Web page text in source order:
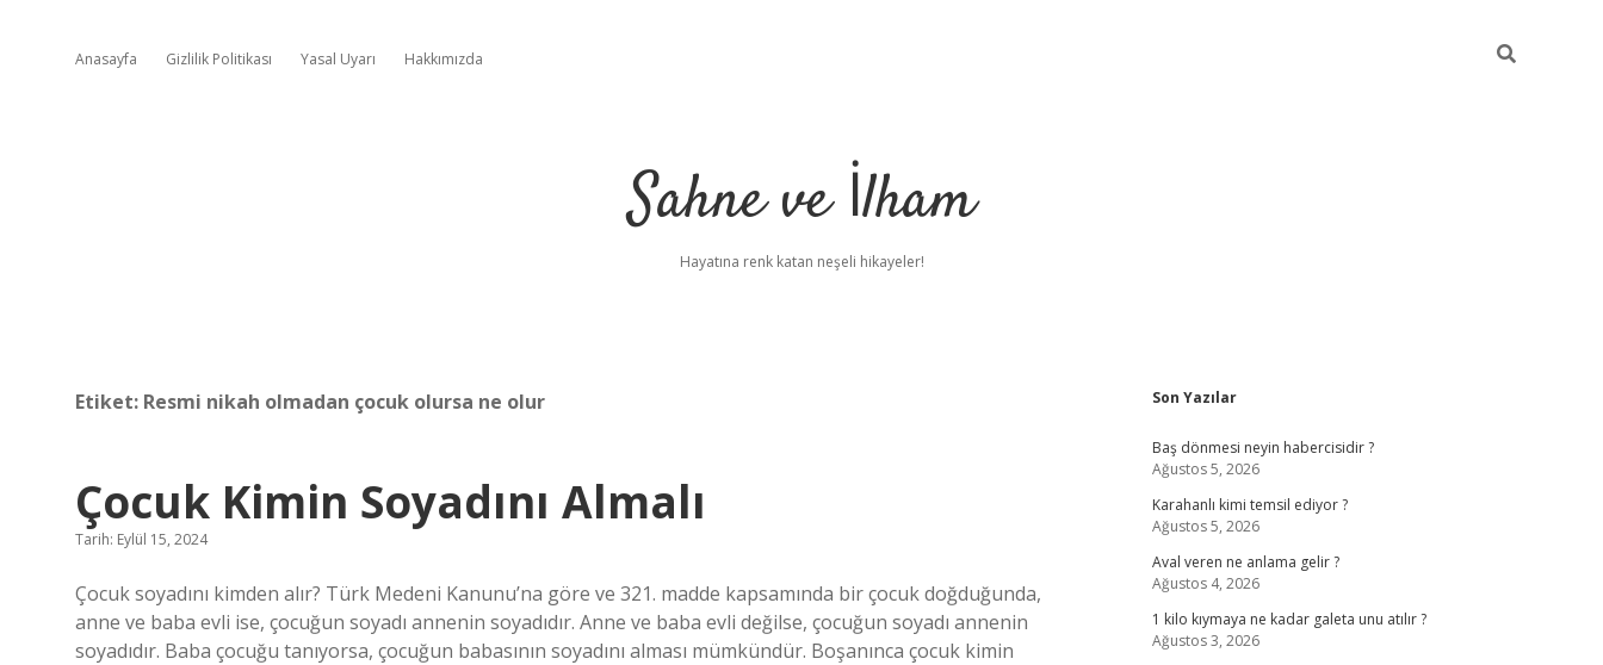
Anasayfa Gizlilik Politikası Yasal Uyarı Hakkımızda
Sahne ve İlham
Hayatına renk katan neşeli hikayeler!
Etiket: Resmi nikah olmadan çocuk olursa ne olur
Çocuk Kimin Soyadını Almalı
Tarih: Eylül 15, 2024
Çocuk soyadını kimden alır? Türk Medeni Kanunu’na göre ve 321. madde kapsamında bir çocuk doğduğunda,
anne ve baba evli ise, çocuğun soyadı annenin soyadıdır. Anne ve baba evli değilse, çocuğun soyadı annenin
soyadıdır. Baba çocuğu tanıyorsa, çocuğun babasının soyadını alması mümkündür. Boşanınca çocuk kimin
Sidebar
Son Yazılar
Baş dönmesi neyin habercisidir ?
Ağustos 5, 2026
Karahanlı kimi temsil ediyor ?
Ağustos 5, 2026
Aval veren ne anlama gelir ?
Ağustos 4, 2026
1 kilo kıymaya ne kadar galeta unu atılır ?
Ağustos 3, 2026
ilbet